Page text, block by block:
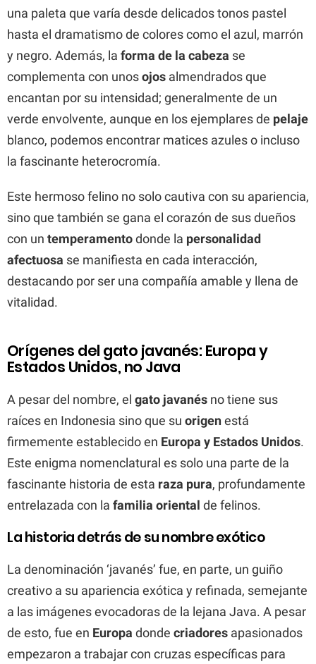
una paleta que varía desde delicados tonos pastel
hasta el dramatismo de colores como el azul, marrón
y negro. Además, la forma de la cabeza se
complementa con unosojos almendrados que
encantan por su intensidad; generalmente de un
verde envolvente, aunque en los ejemplares de pelaje
blanco, podemos encontrar matices azules o incluso
la fascinante heterocromía.
Este hermoso felino no solo cautiva con su apariencia,
sino que también se gana el corazón de sus dueños
con un temperamentodonde la personalidad
afectuosa se manifiesta en cada interacción,
destacando por ser una compañía amable y llena de
vitalidad.
Orígenes del gato javanés: Europa y
Estados Unidos, no Java
A pesar del nombre, el gato javanés no tiene sus
raíces en Indonesia sino que su origenestá
firmemente establecido en Europa y Estados Unidos.
Este enigma nomenclatural es solo una parte de la
fascinante historia de esta raza pura, profundamente
entrelazada con la familia oriental de felinos.
La historia detrás de su nombre exótico
La denominación ‘javanés’ fue, en parte, un guiño
creativo a su apariencia exótica y refinada, semejante
a las imágenes evocadoras de la lejana Java. A pesar
de esto, fue en Europa donde criadores apasionados
empezaron a trabajar con cruzas específicas para